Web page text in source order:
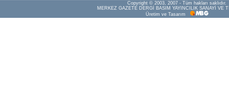
Copyright © 2003, 2007 - Tüm hakları saklıdır.
MERKEZ GAZETE DERGİ BASIM YAYINCILIK SANAYİ VE
Üretim ve Tasarım